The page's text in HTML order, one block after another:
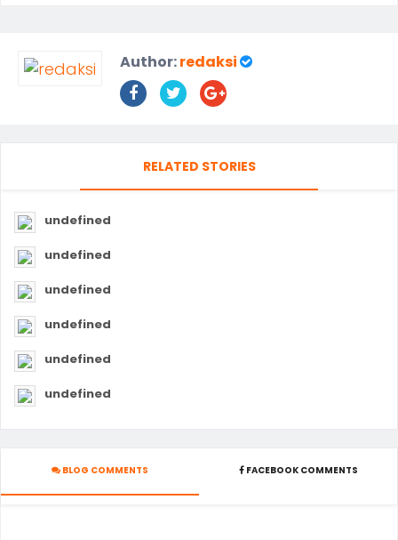
Author:redaksi
RELATED STORIES
undefined
undefined
undefined
undefined
undefined
undefined
BLOG COMMENTS FACEBOOK COMMENTS